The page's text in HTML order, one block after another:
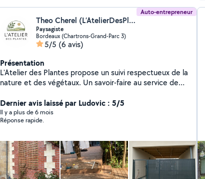
Auto-entrepreneur
Theo Cherel (L’AtelierDesPlantes)
Paysagiste
Bordeaux (Chartrons-Grand-Parc 3)
5/5 (6 avis)
Présentation
L'Atelier des Plantes propose un suivi respectueux de la
nature et des végétaux. Un savoir-faire au service de
Dernier avis laissé par Ludovic : 5/5
Il y a plus de 6 mois
Réponse rapide.